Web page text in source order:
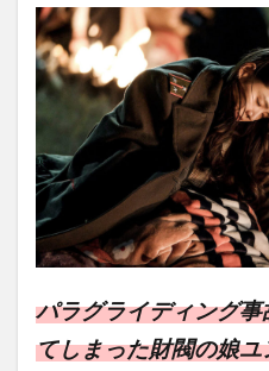
パラグライディング
てしまった財閥の娘